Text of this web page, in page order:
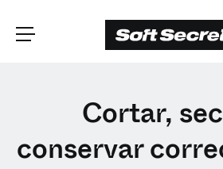
ELIGE TU
UBICACIÓN
Cortar,
conservar